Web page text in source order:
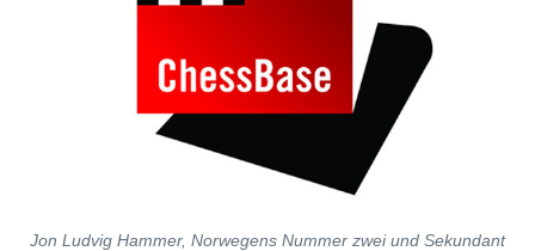
Jon Ludvig Hammer, Norwegens Nummer zwei und Sekundant